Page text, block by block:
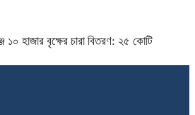
১০ হাজার বৃক্ষের চারা বিতরণ: ২৫ কোটি